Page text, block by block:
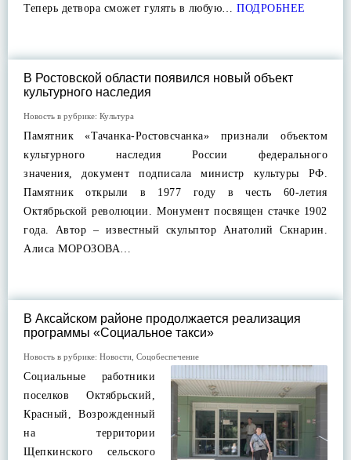
Теперь детвора сможет гулять в любую… ПОДРОБНЕЕ
В Ростовской области появился новый объект
культурного наследия
Новость в рубрике: Культура
Памятник «Тачанка-Ростовсчанка» признали объектом
культурного наследия России федерального
значения, документ подписала министр культуры РФ.
Памятник открыли в 1977 году в честь 60-летия
Октябрьской революции. Монумент посвящен стачке 1902
года. Автор – известный скульптор Анатолий Скнарин.
Алиса МОРОЗОВА…
В Аксайском районе продолжается реализация
программы «Социальное такси»
Новость в рубрике: Новости Соцобеспечение
Социальные работники
поселков Октябрьский,
Красный, Возрожденный
на территории
Щепкинского сельского